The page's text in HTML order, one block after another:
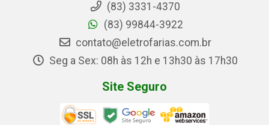
(83) 3331-4370
(83) 99844-3922
contato@eletrofarias.com.br
Seg a Sex: 08h às 12h e 13h30 às 17h30
Site Seguro